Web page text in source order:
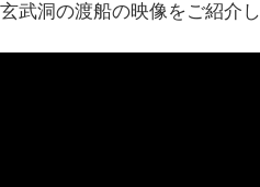
玄武洞の渡船の映像をご紹介